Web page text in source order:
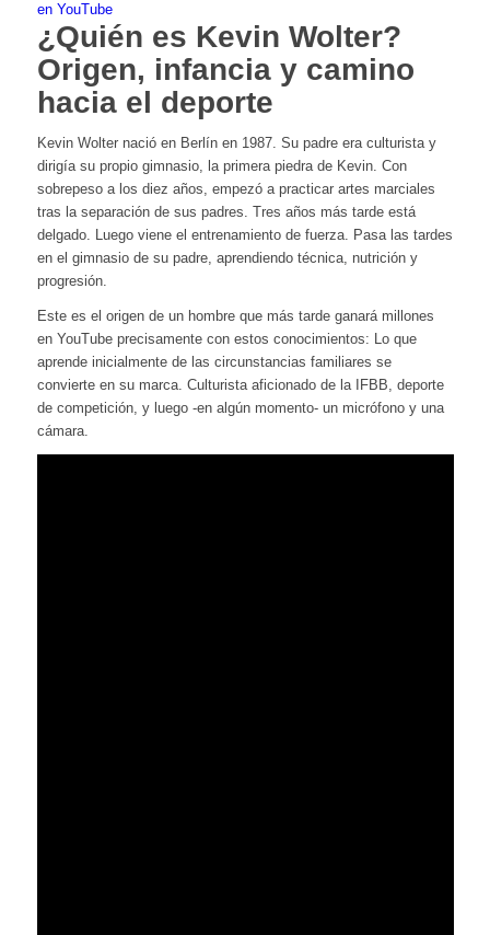
en YouTube
¿Quién es Kevin Wolter?
Origen, infancia y camino
hacia el deporte
Kevin Wolter nació en Berlín en 1987. Su padre era culturista y
dirigía su propio gimnasio, la primera piedra de Kevin. Con
sobrepeso a los diez años, empezó a practicar artes marciales
tras la separación de sus padres. Tres años más tarde está
delgado. Luego viene el entrenamiento de fuerza. Pasa las tardes
en el gimnasio de su padre, aprendiendo técnica, nutrición y
progresión.
Este es el origen de un hombre que más tarde ganará millones
en YouTube precisamente con estos conocimientos: Lo que
aprende inicialmente de las circunstancias familiares se
convierte en su marca. Culturista aficionado de la IFBB, deporte
de competición, y luego -en algún momento- un micrófono y una
cámara.